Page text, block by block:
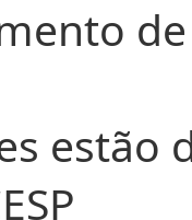
de
estão